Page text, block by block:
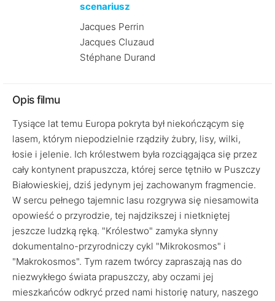
scenariusz
Jacques Perrin
Jacques Cluzaud
Stéphane Durand
Opis filmu
Tysiące lat temu Europa pokryta był niekończącym się
lasem, którym niepodzielnie rządziły żubry, lisy, wilki,
łosie i jelenie. Ich królestwem była rozciągająca się przez
cały kontynent prapuszcza, której serce tętniło w Puszczy
Białowieskiej, dziś jedynym jej zachowanym fragmencie.
W sercu pełnego tajemnic lasu rozgrywa się niesamowita
opowieść o przyrodzie, tej najdzikszej i nietkniętej
jeszcze ludzką ręką. "Królestwo" zamyka słynny
dokumentalno-przyrodniczy cykl "Mikrokosmos" i
"Makrokosmos". Tym razem twórcy zapraszają nas do
niezwykłego świata prapuszczy, aby oczami jej
mieszkańców odkryć przed nami historię natury, naszego